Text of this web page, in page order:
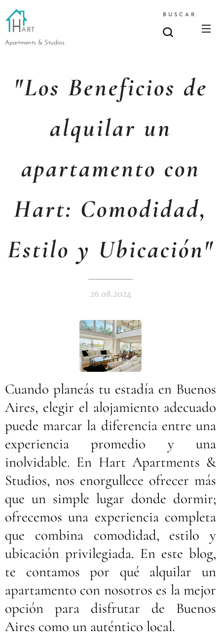
Apartments & Studios
BUSCAR
"Los Beneficios de
alquilar un
apartamento con
Hart: Comodidad,
Estilo y Ubicación"
26.08.2024
Cuando planeás tu estadía en Buenos
Aires, elegir el alojamiento adecuado
puede marcar la diferencia entre una
experiencia promedio y una
inolvidable. En Hart Apartments &
Studios, nos enorgullece ofrecer más
que un simple lugar donde dormir;
ofrecemos una experiencia completa
que combina comodidad, estilo y
ubicación privilegiada. En este blog,
te contamos por qué alquilar un
apartamento con nosotros es la mejor
opción para disfrutar de Buenos
Aires como un auténtico local.